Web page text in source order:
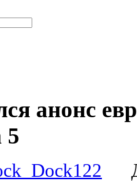
анонс
5